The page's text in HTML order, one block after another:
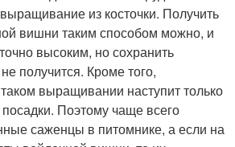
из косточки. Получить
вишни таким способом можно, и
высоким, но сохранить
получится. Кроме того,
выращивании наступит только
Поэтому чаще всего
саженцы в питомнике, а если на